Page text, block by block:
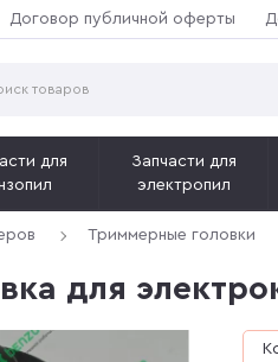
Договор публичной оферты
для
Запчасти для
электропил
Триммерные головки
для